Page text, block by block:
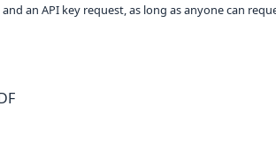
an API key request, as long as anyone can